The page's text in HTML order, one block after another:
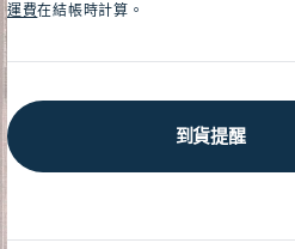
價
運費在結帳時計算。
到貨提醒